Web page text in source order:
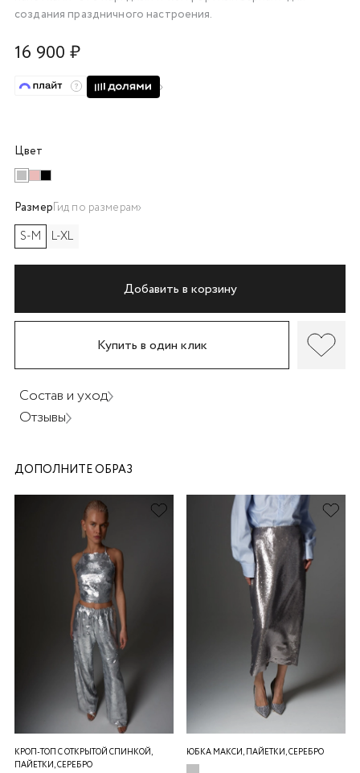
создания праздничного настроения.
16 900 ₽
Цвет
РазмерГид по размерам
S-M
L-XL
Добавить в корзину
Купить в один клик
Состав и уход
Отзывы
об оплате Плайтом
Остались вопросы?
ДОПОЛНИТЕ ОБРАЗ
КРОП-ТОП С ОТКРЫТОЙ СПИНКОЙ,
ПАЙЕТКИ, СЕРЕБРО
ЮБКА МАКСИ, ПАЙЕТКИ, СЕРЕБРО